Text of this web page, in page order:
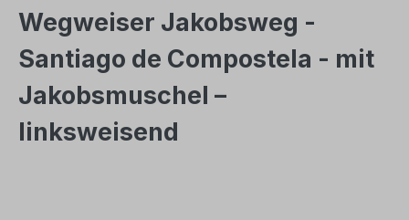
Wegweiser Jakobsweg -
Santiago de Compostela - mit
Jakobsmuschel –
linksweisend